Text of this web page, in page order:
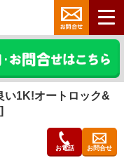
い1K!オートロック&
お電話 お問合せ